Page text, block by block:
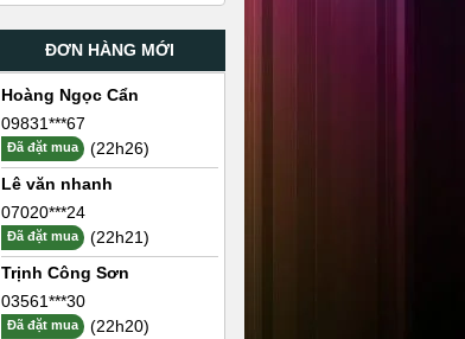
ĐƠN HÀNG MỚI
Hoàng Ngọc Cẩn
09831***67
Đã đặt mua
(22h26)
Lê văn nhanh
07020***24
Đã đặt mua
(22h21)
Trịnh Công Sơn
03561***30
Đã đặt mua
(22h20)